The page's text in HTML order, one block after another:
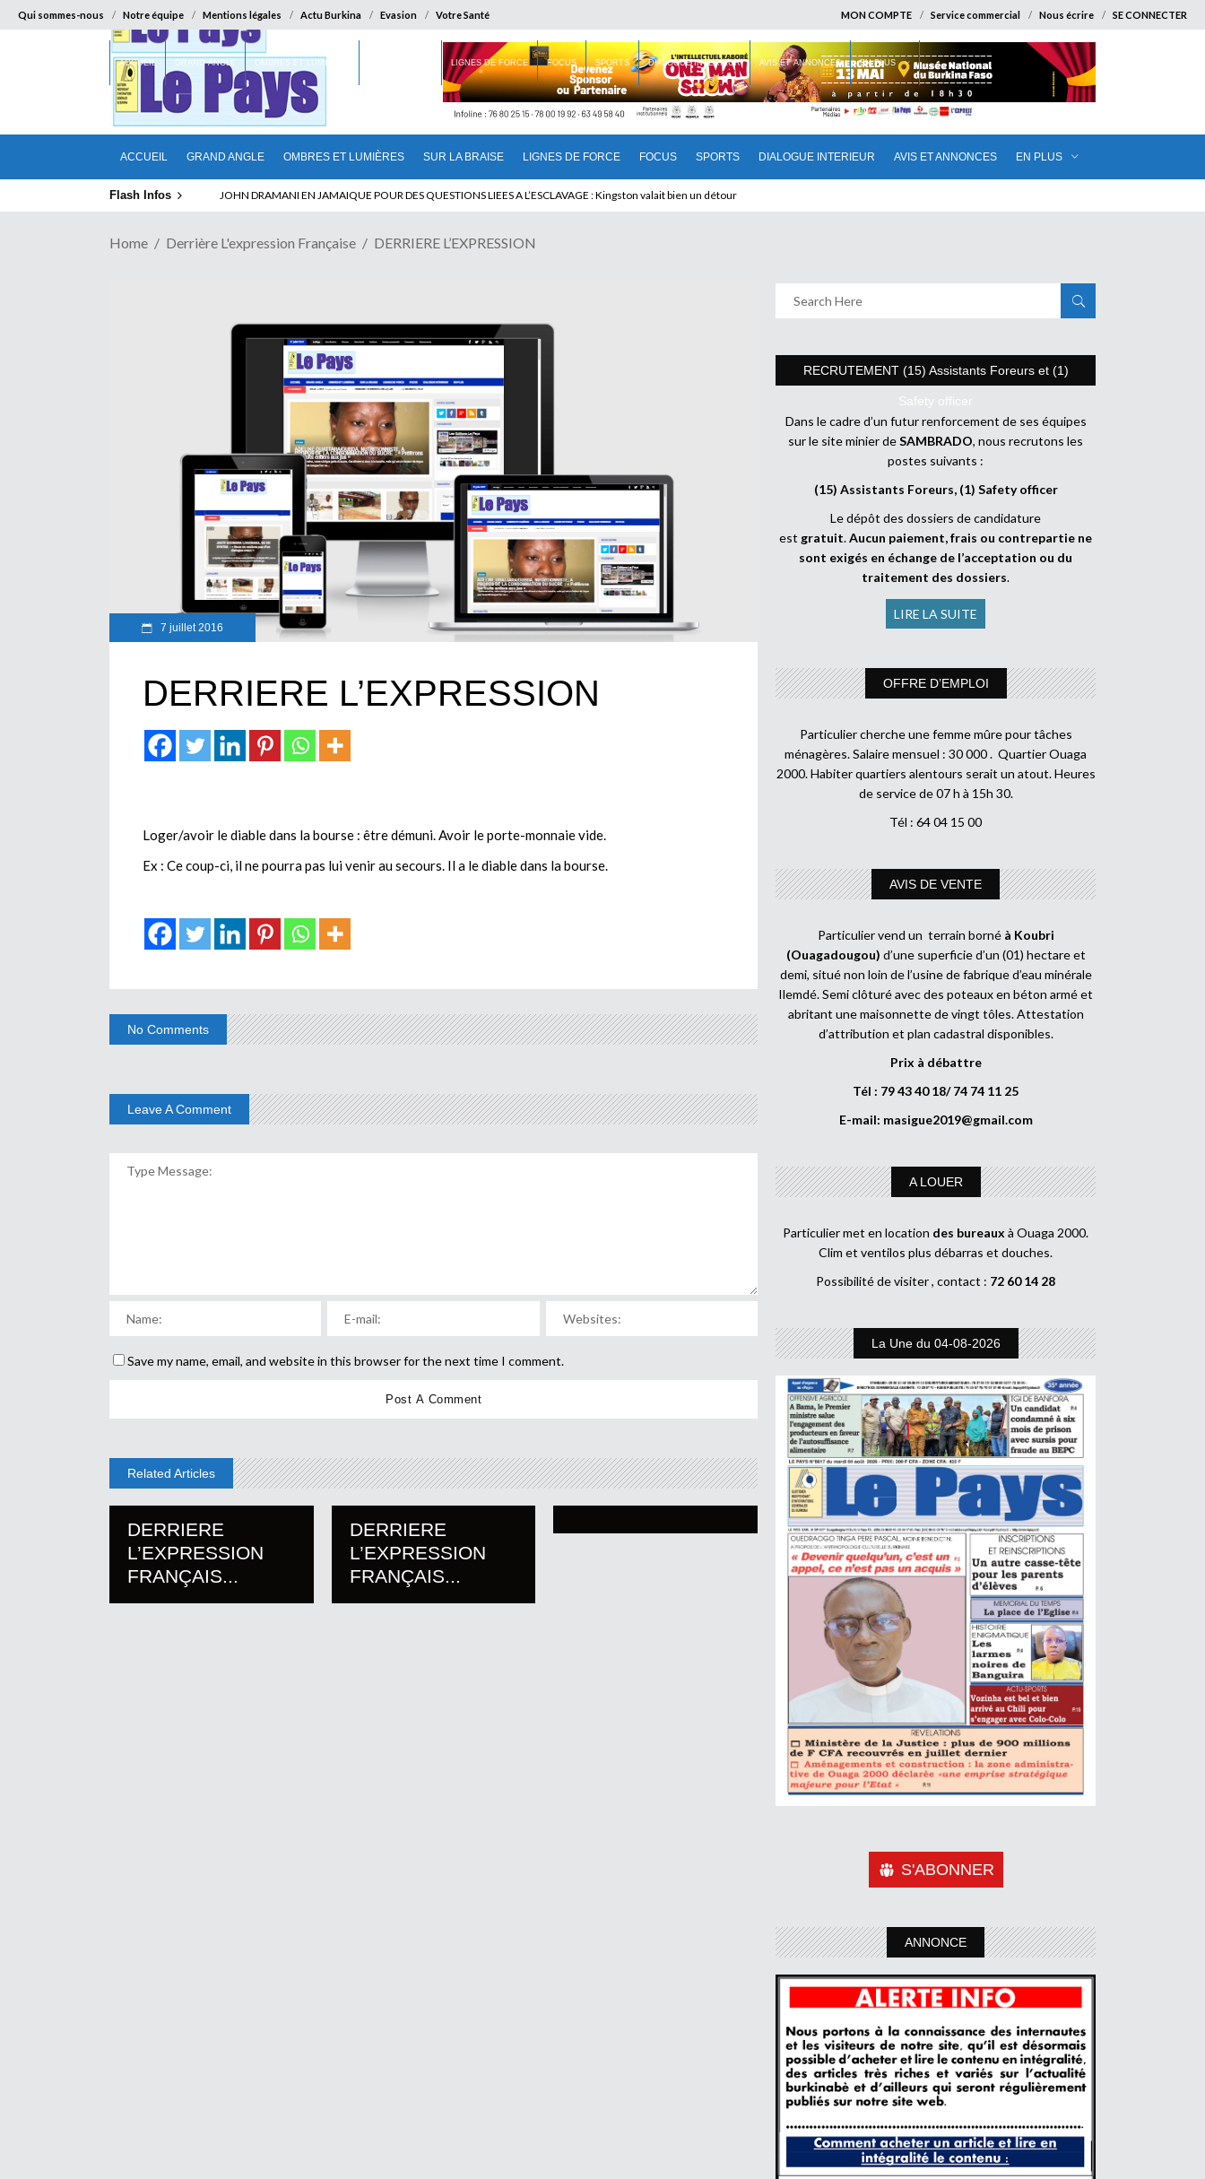
Qui sommes-nous Notre équipe Mentions légales Actu Burkina Evasion Votre Santé MON COMPTE Service commercial Nous écrire SE CONNECTER
ACCUEIL GRAND ANGLE OMBRES ET LUMIÈRES SUR LA BRAISE LIGNES DE FORCE FOCUS SPORTS DIALOGUE INTERIEUR AVIS ET ANNONCES EN PLUS
ACCUEIL GRAND ANGLE OMBRES ET LUMIÈRES LIGNES DE FORCE FOCUS SPORTS DIALOGUE INTERIEUR AVIS ET ANNONCES EN PLUS
Flash Infos ELECTION DE TALON A LA TETE DU SENAT BENINOIS : Quand Patrice quitte le pouvoir sans partir !
Home Derrière L'expression Française DERRIERE L’EXPRESSION
7 juillet 2016
DERRIERE L’EXPRESSION
Loger/avoir le diable dans la bourse : être démuni. Avoir le porte-monnaie vide.
Ex : Ce coup-ci, il ne pourra pas lui venir au secours. Il a le diable dans la bourse.
No Comments
Leave A Comment
Save my name, email, and website in this browser for the next time I comment.
Related Articles
DERRIERE
L’EXPRESSION
FRANÇAIS...
DERRIERE
L’EXPRESSION
FRANÇAIS...
RECRUTEMENT (15) Assistants Foreurs et (1)
Safety officer
Dans le cadre d’un futur renforcement de ses équipes
sur le site minier deSAMBRADO, nous recrutons les
postes suivants :
(15) Assistants Foreurs, (1) Safety officer
Le dépôt des dossiers de candidature
est gratuit.Aucun paiement, frais ou contrepartie ne
sont exigés en échange de l’acceptation ou du
traitement des dossiers.
LIRE LA SUITE
OFFRE D’EMPLOI
Particulier cherche une femme mûre pour tâches
ménagères. Salaire mensuel : 30 000 . Quartier Ouaga
2000. Habiter quartiers alentours serait un atout. Heures
de service de 07 h à 15h 30.
Tél : 64 04 15 00
AVIS DE VENTE
Particulier vend un terrain borné à Koubri
(Ouagadougou) d’une superficie d’un (01) hectare et
demi, situé non loin de l’usine de fabrique d’eau minérale
Ilemdé. Semi clôturé avec des poteaux en béton armé et
abritant une maisonnette de vingt tôles. Attestation
d’attribution et plan cadastral disponibles.
Prix à débattre
Tél : 79 43 40 18/ 74 74 11 25
E-mail: masigue2019@gmail.com
A LOUER
Particulier met en location des bureaux à Ouaga 2000.
Clim et ventilos plus débarras et douches.
Possibilité de visiter , contact : 72 60 14 28
La Une du 04-08-2026
S'ABONNER
ANNONCE